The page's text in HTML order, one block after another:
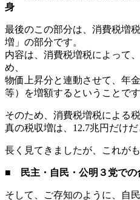
身
最後のこの部分は、消費税増
増」の部分です。
内容は、消費税増税によって
め、
物価上昇分と連動させて、年
等）を増額するということです
そのため、消費税増税による
真の税収増は、12.7兆円だけ
長く見てきましたが、これが
■ 民主・自民・公明３党での
そして、ご存知のように、自